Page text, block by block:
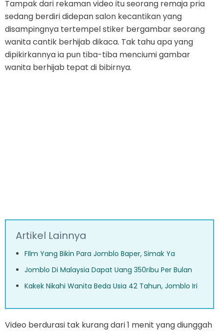
Tampak dari rekaman video itu seorang remaja pria
sedang berdiri didepan salon kecantikan yang
disampingnya tertempel stiker bergambar seorang
wanita cantik berhijab dikaca. Tak tahu apa yang
dipikirkannya ia pun tiba-tiba menciumi gambar
wanita berhijab tepat di bibirnya.
Artikel Lainnya
FIlm Yang Bikin Para Jomblo Baper, Simak Ya
Jomblo Di Malaysia Dapat Uang 350ribu Per Bulan
Kakek Nikahi Wanita Beda Usia 42 Tahun, Jomblo Iri
Video berdurasi tak kurang dari 1 menit yang diunggah